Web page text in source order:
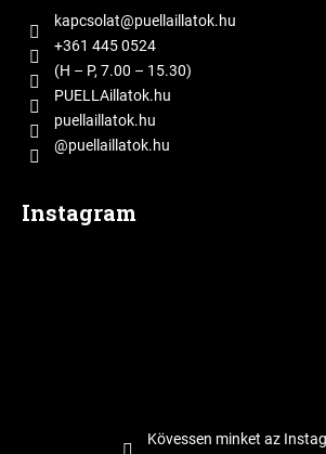
kapcsolat@puellaillatok.hu
+361 445 0524
(H – P, 7.00 – 15.30)
PUELLAillatok.hu
puellaillatok.hu
@puellaillatok.hu
Instagram
Kövessen minket az